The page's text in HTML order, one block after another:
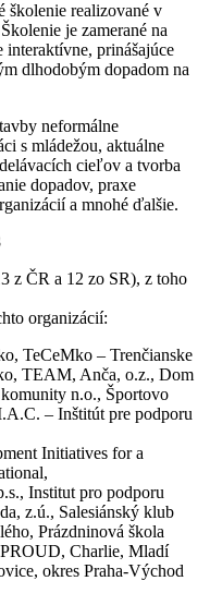
školenie realizované v
je zamerané na
interaktívne, prinášajúce
dlhodobým dopadom na
neformálne
s mládežou, aktuálne
cieľov a tvorba
dopadov, praxe
a mnohé ďalšie.
z ČR a 12 zo SR), z toho
organizácií:
TeCeMko – Trenčianske
TEAM, Anča, o.z., Dom
n.o., Športovo
– Inštitút pre podporu
Initiatives for a
Institut pro podporu
z.ú., Salesiánský klub
Prázdninová škola
Charlie, Mladí
okres Praha-Východ